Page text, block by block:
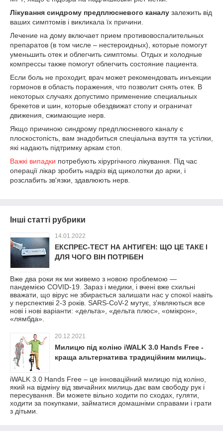
Лікування синдрому предплюсневого каналу залежить від
ваших симптомів і викликала їх причини.
Лечение на дому включает прием противовоспалительных
препаратов (в том числе – нестероидных), которые помогут
уменьшить отек и облегчить симптомы. Отдых и холодные
компрессы также помогут облегчить состояние пациента.
Если боль не проходит, врач может рекомендовать инъекции
гормонов в область поражения, что позволит снять отек. В
некоторых случаях допустимо применение специальных
брекетов и шин, которые обездвижат стопу и ограничат
движения, сжимающие нерв.
Якщо причиною синдрому предплюсневого каналу є
плоскостопість, вам знадобиться спеціальна взуття та устілки,
які надають підтримку аркам стоп.
Важкі випадки потребують хірургічного лікування. Під час
операції лікар зробить надріз від щиколотки до арки, і
розслабить зв'язки, здавлюють нерв.
Інші статті рубрики
14.01.2022
ЕКСПРЕС-ТЕСТ НА АНТИГЕН: ЩО ЦЕ ТАКЕ І
ДЛЯ ЧОГО ВІН ПОТРІБЕН
Вже два роки як ми живемо з новою проблемою —
пандемією COVID-19. Зараз і медики, і вчені вже схильні
вважати, що вірус не збирається залишати нас у спокої навіть
у перспективі 2-3 років. SARS-CoV-2 мутує, з'являються все
нові і нові варіанти: «дельта», «дельта плюс», «омікрон»,
«лямбда».
20.12.2021
Милицю під коліно iWALK 3.0 Hands Free -
краща альтернатива традиційним милиць.
iWALK 3.0 Hands Free – це інноваційний милицю під коліно,
який на відміну від звичайних милиць дає вам свободу рук і
пересування. Ви можете вільно ходити по сходах, гуляти,
ходити за покупками, займатися домашніми справами і грати
з дітьми.